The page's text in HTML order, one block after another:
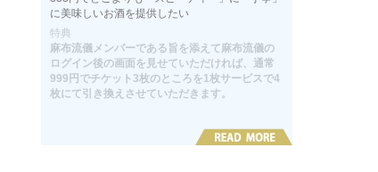
に美味しいお酒を提供したい
特典
麻布流儀メンバーである旨を添えて麻布流儀の
ログイン後の画面を見せていただければ、通常
999円でチケット3枚のところを1枚サービスで4
枚にて引き換えさせていただきます。